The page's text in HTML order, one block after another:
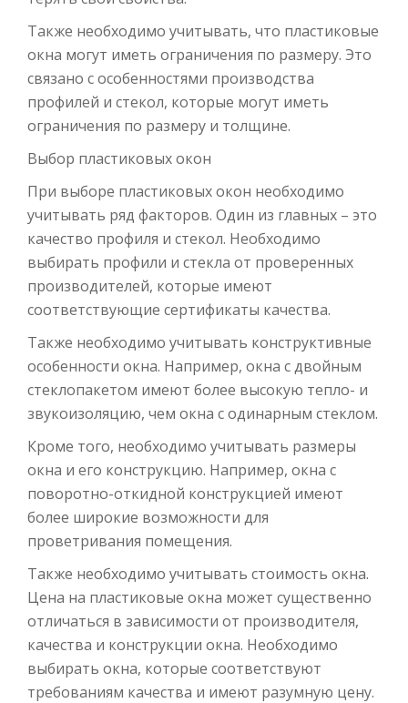
Также необходимо учитывать, что пластиковые
окна могут иметь ограничения по размеру. Это
связано с особенностями производства
профилей и стекол, которые могут иметь
ограничения по размеру и толщине.
Выбор пластиковых окон
При выборе пластиковых окон необходимо
учитывать ряд факторов. Один из главных – это
качество профиля и стекол. Необходимо
выбирать профили и стекла от проверенных
производителей, которые имеют
соответствующие сертификаты качества.
Также необходимо учитывать конструктивные
особенности окна. Например, окна с двойным
стеклопакетом имеют более высокую тепло- и
звукоизоляцию, чем окна с одинарным стеклом.
Кроме того, необходимо учитывать размеры
окна и его конструкцию. Например, окна с
поворотно-откидной конструкцией имеют
более широкие возможности для
проветривания помещения.
Также необходимо учитывать стоимость окна.
Цена на пластиковые окна может существенно
отличаться в зависимости от производителя,
качества и конструкции окна. Необходимо
выбирать окна, которые соответствуют
требованиям качества и имеют разумную цену.